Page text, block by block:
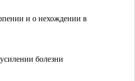
и о нехождении в
болезни